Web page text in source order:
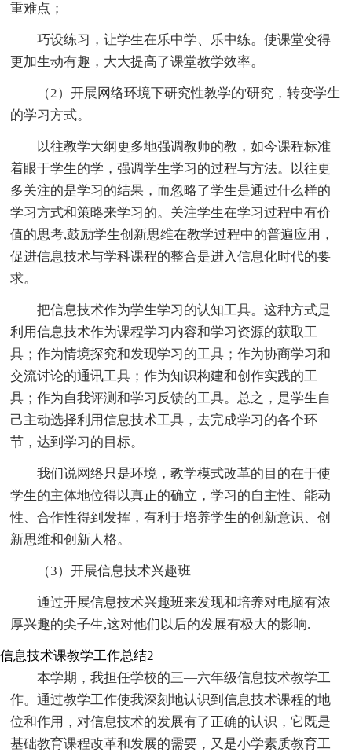
重难点；
巧设练习，让学生在乐中学、乐中练。使课堂变得
更加生动有趣，大大提高了课堂教学效率。
（2）开展网络环境下研究性教学的'研究，转变学生
的学习方式。
以往教学大纲更多地强调教师的教，如今课程标准
着眼于学生的学，强调学生学习的过程与方法。以往更
多关注的是学习的结果，而忽略了学生是通过什么样的
学习方式和策略来学习的。关注学生在学习过程中有价
值的思考,鼓励学生创新思维在教学过程中的普遍应用，
促进信息技术与学科课程的整合是进入信息化时代的要
求。
把信息技术作为学生学习的认知工具。这种方式是
利用信息技术作为课程学习内容和学习资源的获取工
具；作为情境探究和发现学习的工具；作为协商学习和
交流讨论的通讯工具；作为知识构建和创作实践的工
具；作为自我评测和学习反馈的工具。总之，是学生自
己主动选择利用信息技术工具，去完成学习的各个环
节，达到学习的目标。
我们说网络只是环境，教学模式改革的目的在于使
学生的主体地位得以真正的确立，学习的自主性、能动
性、合作性得到发挥，有利于培养学生的创新意识、创
新思维和创新人格。
（3）开展信息技术兴趣班
通过开展信息技术兴趣班来发现和培养对电脑有浓
厚兴趣的尖子生,这对他们以后的发展有极大的影响.
信息技术课教学工作总结2
本学期，我担任学校的三—六年级信息技术教学工
作。通过教学工作使我深刻地认识到信息技术课程的地
位和作用，对信息技术的发展有了正确的认识，它既是
基础教育课程改革和发展的需要，又是小学素质教育工